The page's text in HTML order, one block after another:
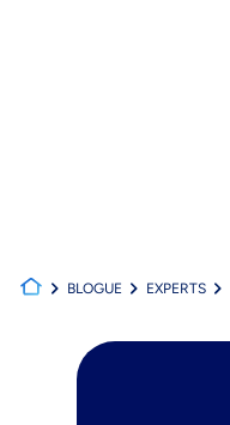
BLOGUE EXPERTS